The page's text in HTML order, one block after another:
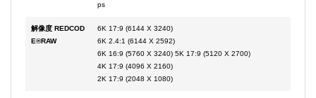
ps
解像度 REDCOD
E®RAW
6K 17:9 (6144 X 3240)
6K 2.4:1 (6144 X 2592)
6K 16:9 (5760 X 3240) 5K 17:9 (5120 X 2700)
4K 17:9 (4096 X 2160)
2K 17:9 (2048 X 1080)